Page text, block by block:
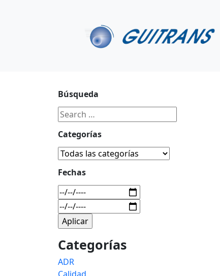
Búsqueda
Categorías
Fechas
Categorías
ADR